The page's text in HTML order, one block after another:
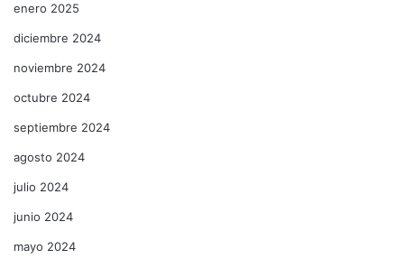
enero 2025
diciembre 2024
noviembre 2024
octubre 2024
septiembre 2024
agosto 2024
julio 2024
junio 2024
mayo 2024